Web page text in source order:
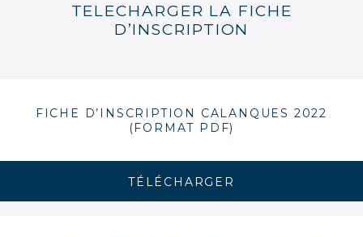
TELECHARGER LA FICHE
D’INSCRIPTION
FICHE D’INSCRIPTION CALANQUES 2022
(FORMAT PDF)
TÉLÉCHARGER